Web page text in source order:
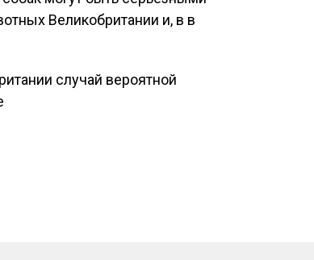
Великобритании и, в в